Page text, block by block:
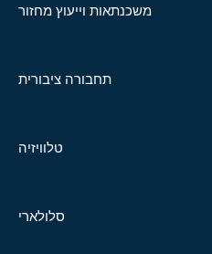
משכנתאות וייעוץ מחזור
תחבורה ציבורית
טלוויזיה
סלולארי